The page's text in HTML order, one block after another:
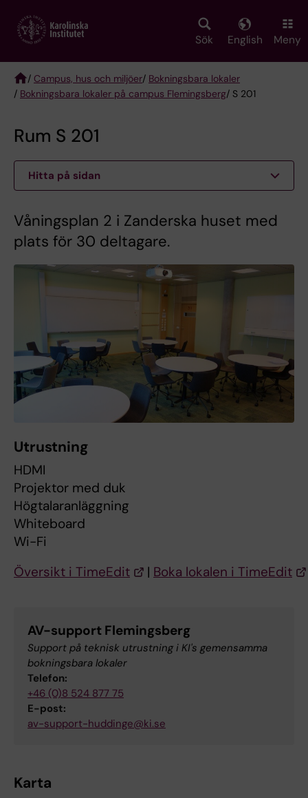
main
Sök English Meny
Breadcrumb
/ Campus, hus och miljöer/ Bokningsbara lokaler
/ Bokningsbara lokaler på campus Flemingsberg/ S 201
Rum S 201
Hitta på sidan
Våningsplan 2 i Zanderska huset med
plats för 30 deltagare.
Utrustning
HDMI
Projektor med duk
Högtalaranläggning
Whiteboard
Wi-Fi
Översikt i TimeEdit
| Boka lokalen i TimeEdit
AV-support Flemingsberg
Support på teknisk utrustning i KI's gemensamma
bokningsbara lokaler
Telefon:
+46 (0)8 524 877 75
E-post:
av-support-huddinge@ki.se
Karta